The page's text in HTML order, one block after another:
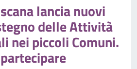
lancia nuovi
delle Attività
nei piccoli Comuni.